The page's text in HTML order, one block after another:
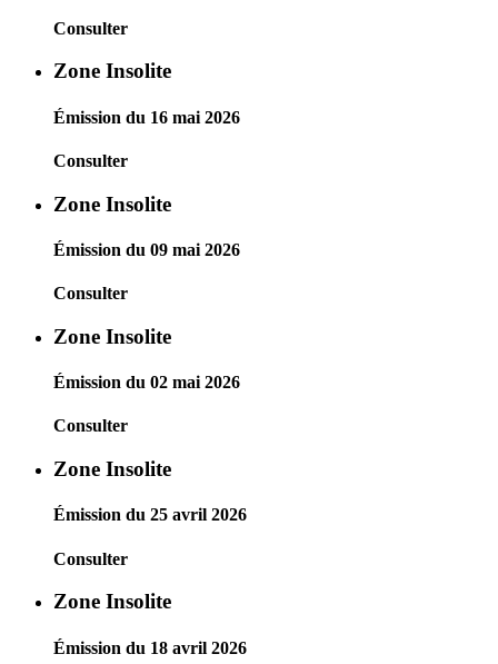
Consulter
Zone Insolite
Émission du 16 mai 2026
Consulter
Zone Insolite
Émission du 09 mai 2026
Consulter
Zone Insolite
Émission du 02 mai 2026
Consulter
Zone Insolite
Émission du 25 avril 2026
Consulter
Zone Insolite
Émission du 18 avril 2026